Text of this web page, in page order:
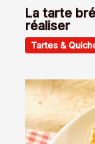
La tarte
réaliser
Tartes &